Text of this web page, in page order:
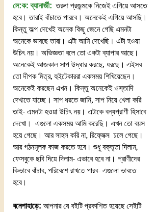
লে:ক: ব্যানার্জী: তরুণ প্রজন্মকে নিজেই এগিয়ে আসতে
হবে। তারাই বাঁচাতে পারবে। অনেকেই এগিয়ে আসছি।
কিন্তু অল্প দেখেই অনেক কিছু জেনে গেছি এমনটা
অনেকে ভাবছে তারা। এটা আমি দেখেছি। এটা হওয়া
উচিৎ নয়। অভিজ্ঞতা বলে তো একটা ব্যাপার আছে।
অনেকেই আজকাল সাপ উদ্ধার করছে, ধরছে। এইসব
তো দীপক মিত্র, হুইটেকাররা একসময় শিখিয়েছেন।
অনেকেই করছেন এখন। কিন্তু অনেকেই ওস্তাদি
দেখাতে যাচ্ছে। সাপ ধরতে জানি, সাপ নিয়ে খেলা করি
তাই- এমনটা হওয়া উচিৎ নয়। এটাকে বন্যপ্রাণী হিসাবে
দেখো।  এগুলো একসময় আমি করেছি। এখন তো বয়স
হয়ে গেছে। আর সাহস করি না, রিফ্লেক্স  চলে গেছে।
আর গঠনমূলক কাজ করতে হবে। শুধু বক্তৃতা দিলাম,
ফেসবুকে ছবি দিয়ে দিলাম- এভাবে হবে না। প্রাণীদের
কিভাবে বাঁচাব, পরিবেশে রাখতে পারব- এগুলো ভাবতে
হবে।
বনেপাহাড়ে: আপনার যে বইটি প্রকাশিত হয়েছে সেইটি